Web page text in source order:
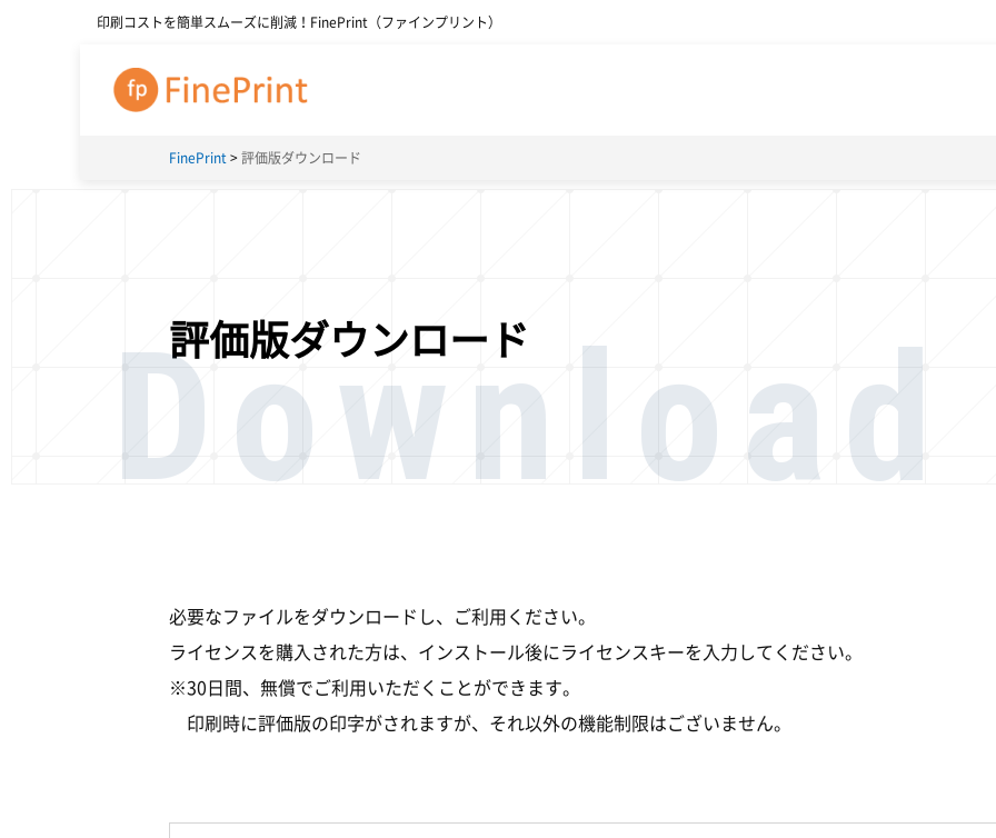
印刷コストを簡単スムーズに削減！FinePrint（ファインプリント）
FinePrint 評価版ダウンロード
評価版ダウンロード
Download
必要なファイルをダウンロードし、ご利用ください。
ライセンスを購入された方は、インストール後にライセンスキーを入力してください。
※30日間、無償でご利用いただくことができます。
印刷時に評価版の印字がされますが、それ以外の機能制限はございません。